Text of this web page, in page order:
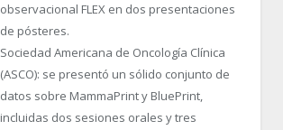
observacional FLEX en dos presentaciones
de pósteres.
Sociedad Americana de Oncología Clínica
(ASCO): se presentó un sólido conjunto de
datos sobre MammaPrint y BluePrint,
incluidas dos sesiones orales y tres